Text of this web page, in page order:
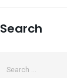
Search